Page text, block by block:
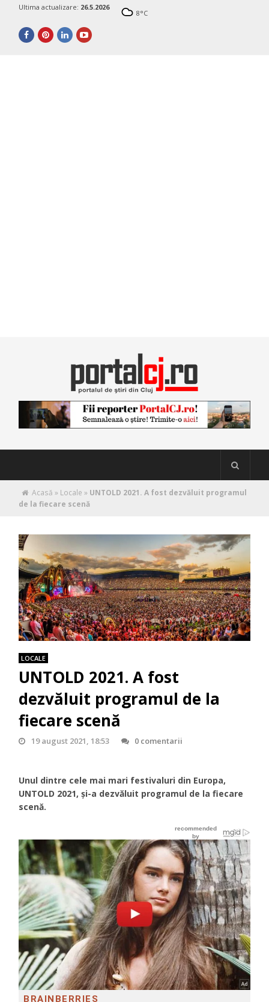
Ultima actualizare: 26.5.2026
8°C
Acasă » Locale » UNTOLD 2021. A fost dezvăluit programul
de la fiecare scenă
LOCALE
UNTOLD 2021. A fost
dezvăluit programul de la
fiecare scenă
19 august 2021, 18:53 0 comentarii
Unul dintre cele mai mari festivaluri din Europa,
UNTOLD 2021, și-a dezvăluit programul de la fiecare
scenă.